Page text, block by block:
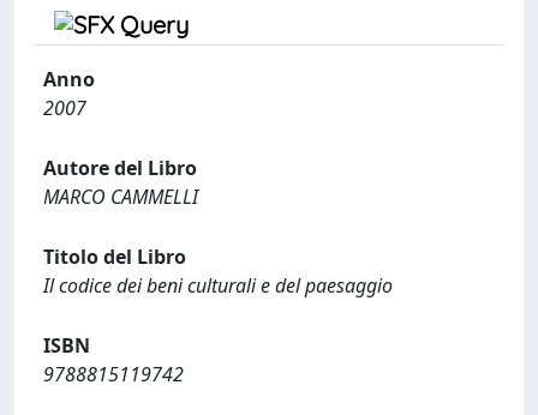
Anno
2007
Autore del Libro
MARCO CAMMELLI
Titolo del Libro
Il codice dei beni culturali e del paesaggio
ISBN
9788815119742